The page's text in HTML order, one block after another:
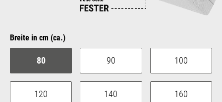
Breite in cm (ca.)auswählen
80 90 100
120 140 160